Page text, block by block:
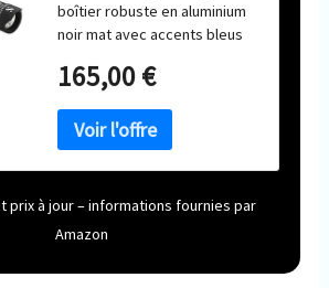
boîtier robuste en aluminium
noir mat avec accents bleus
utilisation encore plus facile
lux 1 m, température de
couleur 4 200 K Autonomie : 2
heures. À pleine luminosité et
jusqu'à 7 heures à 50 % (Nova
850) Profondeur d'utilisation
maximale : 150 m
165,00 €
prix à jour – informations fournies par
Amazon